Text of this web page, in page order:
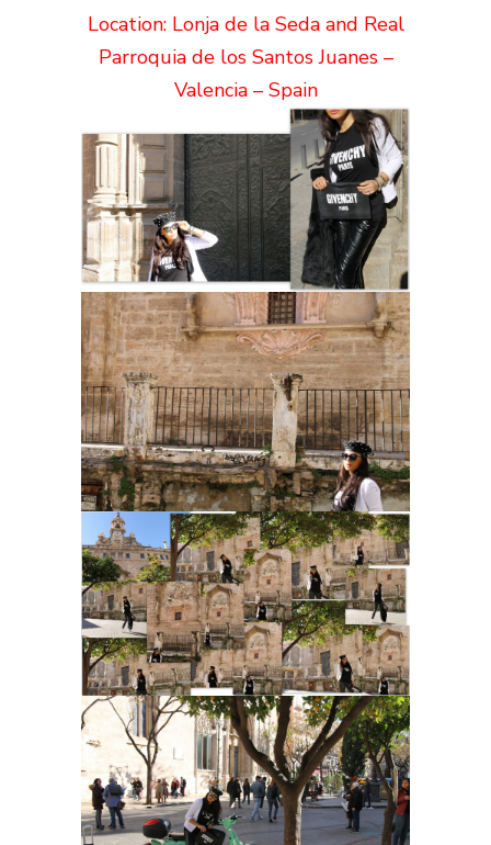
Location: Lonja de la Seda and Real
Parroquia de los Santos Juanes –
Valencia – Spain